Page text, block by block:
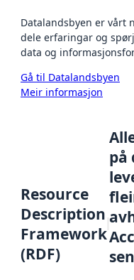
Datalandsbyen er vårt
dele erfaringar og
data og
Gå til Datalandsbyen
Meir informasjon
Resource
Description
Framework
(RDF)
på